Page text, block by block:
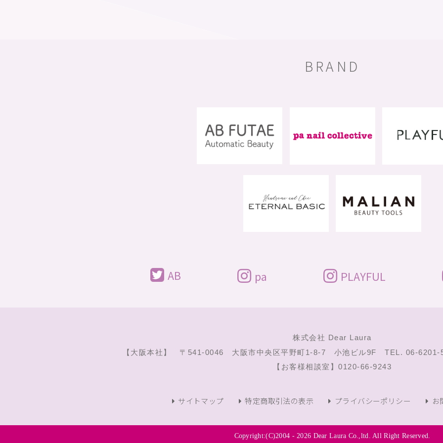
BRAND
AB pa PLAYFUL
株式会社 Dear Laura
【大阪本社】 〒541-0046 大阪市中央区平野町1-8-7 小池ビル9F TEL. 06-
【お客様相談室】 0120-66-9243
サイトマップ 特定商取引法の表示 プライバシーポリシー お
Copyright:(C)2004 -2026 Dear Laura Co.,ltd. All Right Reserved.